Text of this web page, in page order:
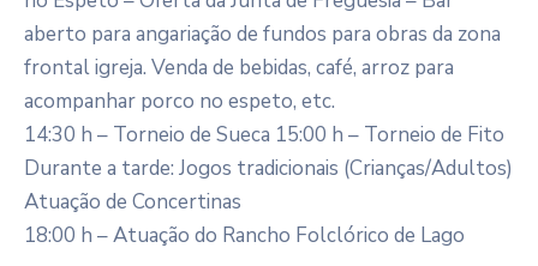
aberto para angariação de fundos para obras da zona
frontal igreja. Venda de bebidas, café, arroz para
acompanhar porco no espeto, etc.
14:30 h – Torneio de Sueca 15:00 h – Torneio de Fito
Durante a tarde: Jogos tradicionais (Crianças/Adultos)
Atuação de Concertinas
18:00 h – Atuação do Rancho Folclórico de Lago